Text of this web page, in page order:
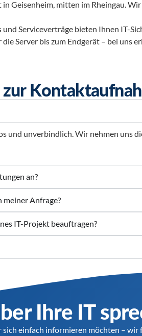
in Geisenheim, mitten im Rheingau.
und Serviceverträge bieten Ihnen IT-
Server bis zum Endgerät – bei uns
und unverbindlich. Wir nehmen uns
an?
meiner Anfrage?
IT-Projekt beauftragen?
Ihre IT
sich einfach informieren möchten –